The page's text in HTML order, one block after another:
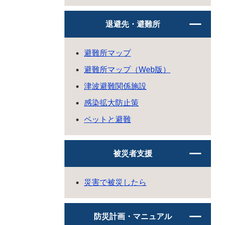
退避先・避難所
避難所マップ
避難所マップ（Web版）
津波避難関係施設
感染拡大防止策
ペットと避難
被災者支援
災害で被災したら
防災計画・マニュアル